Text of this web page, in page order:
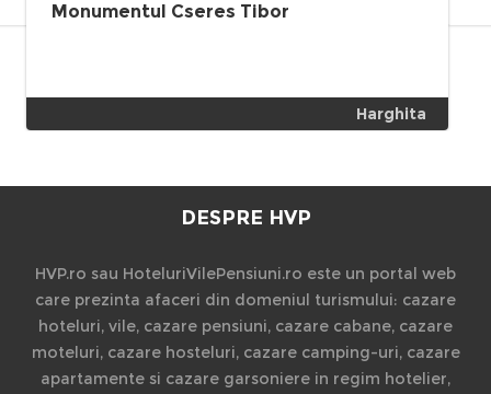
Monumentul Cseres Tibor
Harghita
DESPRE HVP
HVP.ro sau HoteluriVilePensiuni.ro este un portal web
care prezinta afaceri din domeniul turismului: cazare
hoteluri, vile, cazare pensiuni, cazare cabane, cazare
moteluri, cazare hosteluri, cazare camping-uri, cazare
apartamente si cazare garsoniere in regim hotelier,